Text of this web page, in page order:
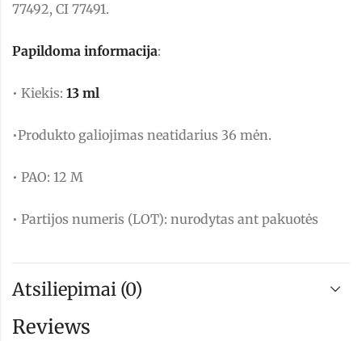
77492, CI 77491.
Papildoma informacija:
• Kiekis: 13 ml
•Produkto galiojimas neatidarius 36 mėn.
• PAO: 12 M
• Partijos numeris (LOT): nurodytas ant pakuotės
Atsiliepimai (0)
Reviews